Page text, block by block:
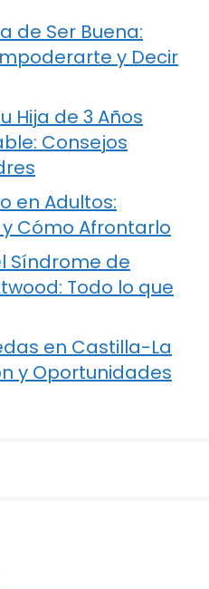
de Ser Buena:
y Decir
Hija de 3 Años
Consejos
en Adultos:
Cómo Afrontarlo
Síndrome de
Todo lo que
en Castilla-La
y Oportunidades